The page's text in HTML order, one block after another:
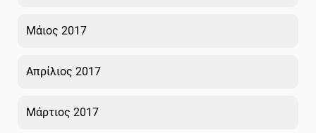
Μάιος 2017
Απρίλιος 2017
Μάρτιος 2017